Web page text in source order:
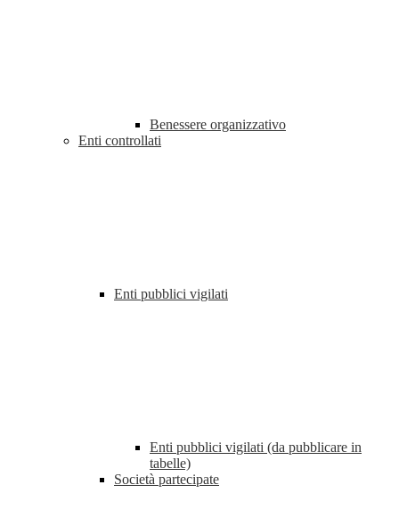
Benessere organizzativo
Enti controllati
Enti pubblici vigilati
Enti pubblici vigilati (da pubblicare in
tabelle)
Società partecipate